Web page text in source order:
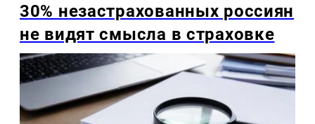
30% незастрахованных россиян
не видят смысла в страховке